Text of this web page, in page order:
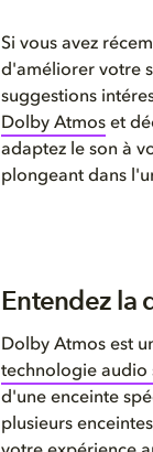
Si vous avez
d'améliorer votre
suggestions
Dolby Atmos et
adaptez le son à
plongeant dans
Entendez la
Dolby Atmos est
technologie audio
d'une enceinte
plusieurs